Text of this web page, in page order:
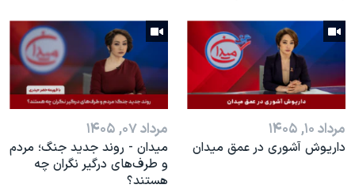
مرداد ۱۰, ۱۴۰۵
داریوش آشوری در عمق میدان
مرداد ۰۷, ۱۴۰۵
میدان - روند جدید جنگ؛ مردم
و طرف‌های درگیر نگران چه
هستند؟